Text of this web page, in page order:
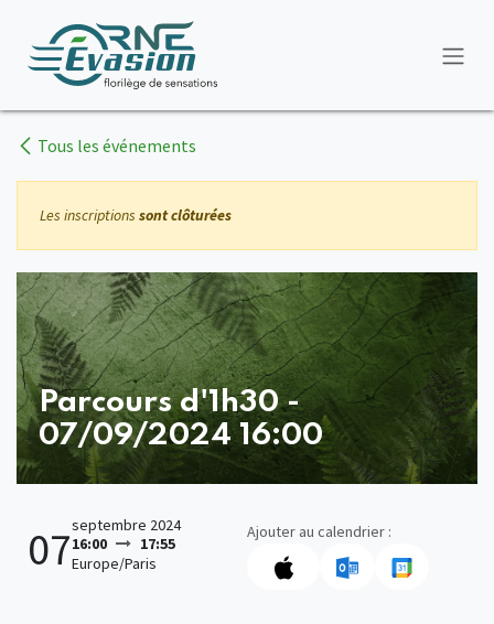
Tous les événements
Les inscriptions sont clôturées
Parcours d'1h30 -
07/09/2024 16:00
07septembre 2024
16:00
17:55
Europe/Paris
Ajouter au calendrier :